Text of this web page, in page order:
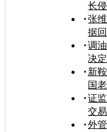
长
张
据
调
决
新
国
证
交易
外